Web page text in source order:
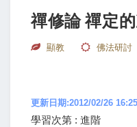
禪修論 禪定
顯教 佛法研討
更新日期:2012/02/26
學習次第 : 進階